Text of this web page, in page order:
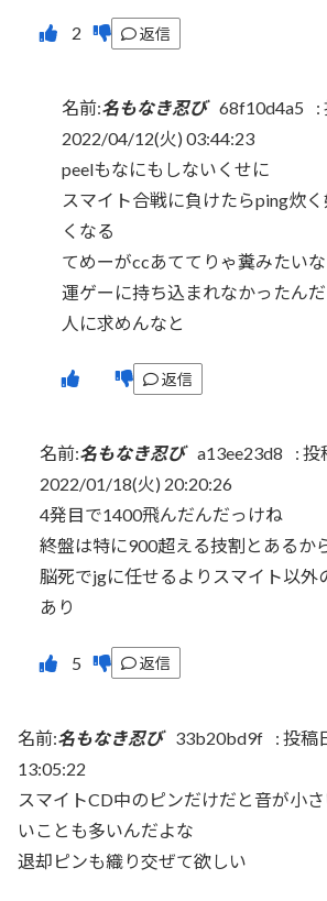
返信
名前:名もなき忍び 68f10d4a5 :
2022/04/12(火) 03:44:23
peelもなにもしないくせに
スマイト合戦に負けたらping炊
くなる
てめーがccあててりゃ糞みたいな
運ゲーに持ち込まれなかったん
人に求めんなと
返信
名前:名もなき忍び a13ee23d8 : 投
2022/01/18(火) 20:20:26
4発目で1400飛んだんだっけね
終盤は特に900超える技割とあるか
脳死でjgに任せるよりスマイト以外
あり
返信
名前:名もなき忍び 33b20bd9f : 投稿
13:05:22
スマイトCD中のピンだけだと音が小
いことも多いんだよな
退却ピンも織り交ぜて欲しい